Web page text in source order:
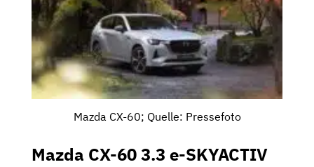
Mazda CX-60; Quelle: Pressefoto
Mazda CX-60 3.3 e-SKYACTIV